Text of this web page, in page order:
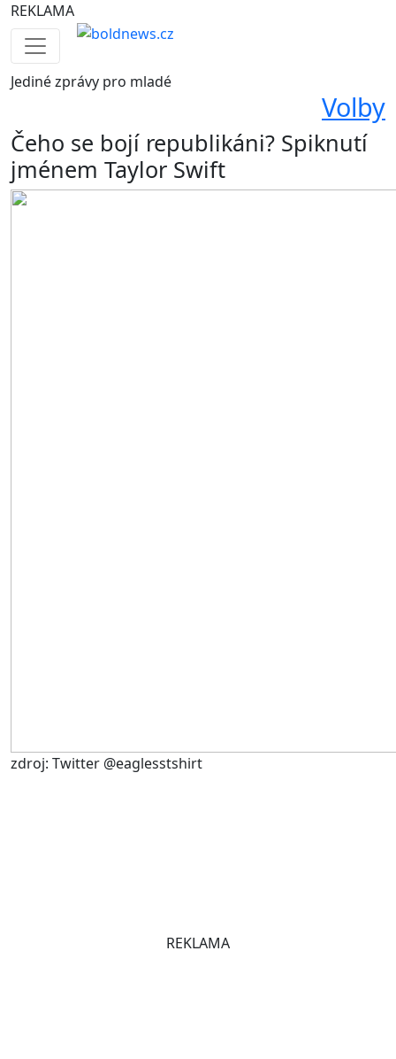
REKLAMA
Jedinézprávy pro mladé
Volby
Čeho se bojí republikáni? Spiknutí
jménem Taylor Swift
zdroj: Twitter @eaglesstshirt
REKLAMA